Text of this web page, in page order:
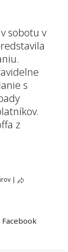
sobotu v
s
z
|